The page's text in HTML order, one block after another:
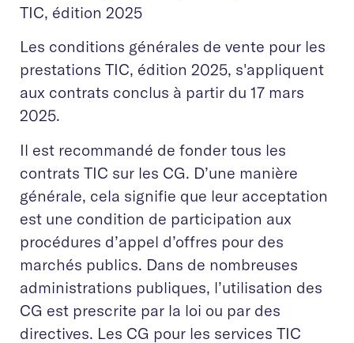
TIC, édition 2025
Les conditions générales de vente pour les
prestations TIC, édition 2025, s'appliquent
aux contrats conclus à partir du 17 mars
2025.
Il est recommandé de fonder tous les
contrats TIC sur les CG. D’une manière
générale, cela signifie que leur acceptation
est une condition de participation aux
procédures d’appel d’offres pour des
marchés publics. Dans de nombreuses
administrations publiques, l’utilisation des
CG est prescrite par la loi ou par des
directives. Les CG pour les services TIC